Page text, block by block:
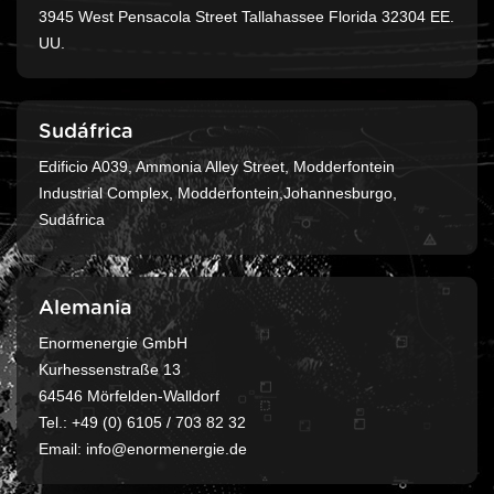
3945 West Pensacola Street Tallahassee Florida 32304 EE.
UU.
Sudáfrica
Edificio A039, Ammonia Alley Street, Modderfontein
Industrial Complex, Modderfontein,Johannesburgo,
Sudáfrica
Alemania
Enormenergie GmbH
Kurhessenstraße 13
64546 Mörfelden-Walldorf
Tel.: +49 (0) 6105 / 703 82 32
Email: info@enormenergie.de